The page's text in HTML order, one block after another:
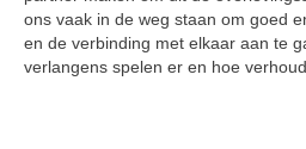
Vragenformulier
Privacybeleid – AVG
ons vaak in de weg staan om goed
en de verbinding met elkaar aan te
verlangens spelen er en hoe